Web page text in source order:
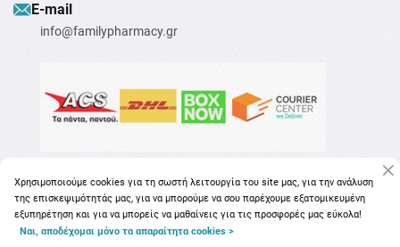
Ε-mail
info@familypharmacy.gr
Χρησιμοποιούμε cookies για τη σωστή λειτουργία του site μας, για την ανάλυση
της επισκεψιμότητάς μας, για να μπορούμε να σου παρέχουμε εξατομικευμένη
εξυπηρέτηση και για να μπορείς να μαθαίνεις για τις προσφορές μας εύκολα!
Ναι, αποδέχομαι μόνο τα απαραίτητα cookies >